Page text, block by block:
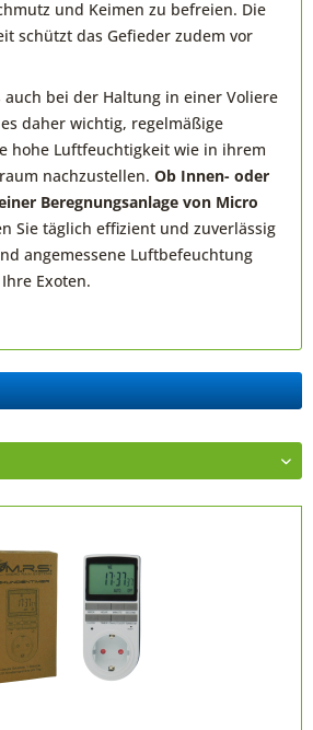
und Keimen zu befreien. Die
schützt das Gefieder zudem vor
auch bei der Haltung in einer Voliere
daher wichtig, regelmäßige
hohe Luftfeuchtigkeit wie in ihrem
nachzustellen. Ob Innen- oder
Beregnungsanlage von Micro
Sie täglich effizient und zuverlässig
angemessene Luftbefeuchtung
Exoten.